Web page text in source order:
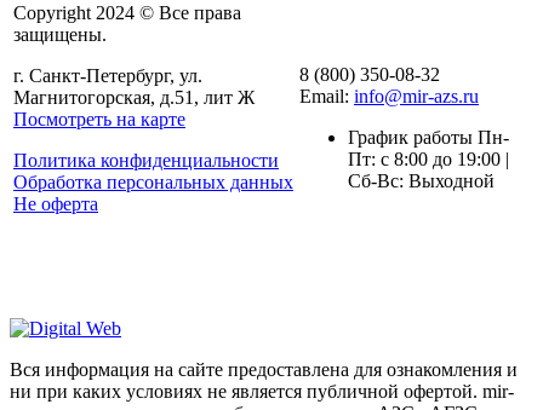
Copyright 2024 © Все права
защищены.
г. Санкт-Петербург, ул.
Магнитогорская, д.51, лит Ж
Посмотреть на карте
Политика конфиденциальности
Обработка персональных данных
Не оферта
8 (800) 350-08-32
Email: info@mir-azs.ru
График работы Пн-
Пт: с 8:00 до 19:00 |
Сб-Вс: Выходной
Вся информация на сайте предоставлена для ознакомления и
ни при каких условиях не является публичной офертой. mir-